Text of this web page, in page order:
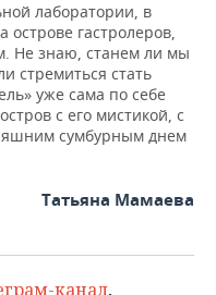
лаборатории, в
гастролеров,
Не знаю, станем ли мы
стремиться стать
уже сама по себе
с его мистикой, с
сумбурным днем
Татьяна Мамаева
канал,